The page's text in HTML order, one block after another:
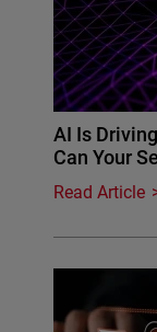
AI Is
Can Your
Read Article